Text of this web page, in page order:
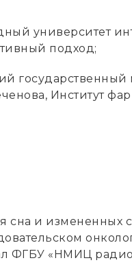
университет
подход;
Институт
сна и измененных
ФГБУ «НМИЦ